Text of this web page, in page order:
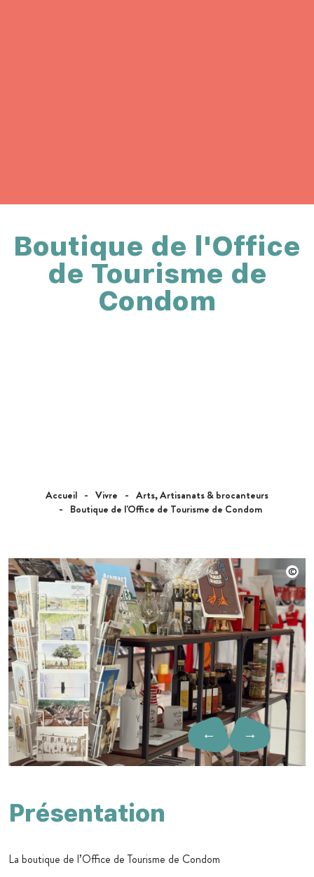
Accueil Vivre
Arts, Artisanats & brocanteurs
Boutique de l'Office de Tourisme de Condom
Boutique de l'Office
de Tourisme de
Condom
← →
Présentation
La boutique de l’Office de Tourisme de Condom